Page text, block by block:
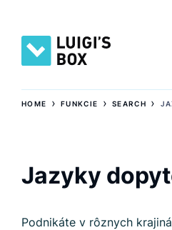
HOME ›FUNKCIE ›SEARCH ›
Jazyky
Podnikáte v rôznych